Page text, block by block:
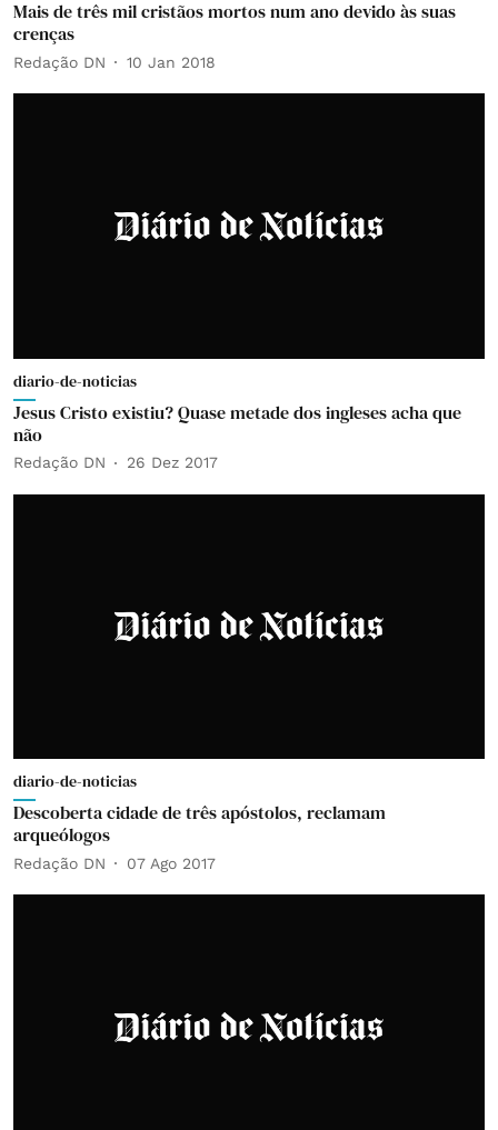
Mais de três mil cristãos mortos num ano devido às suas
crenças
Redação DN 10 Jan 2018
diario-de-noticias
Jesus Cristo existiu? Quase metade dos ingleses acha que
não
Redação DN 26 Dez 2017
diario-de-noticias
Descoberta cidade de três apóstolos, reclamam
arqueólogos
Redação DN 07 Ago 2017